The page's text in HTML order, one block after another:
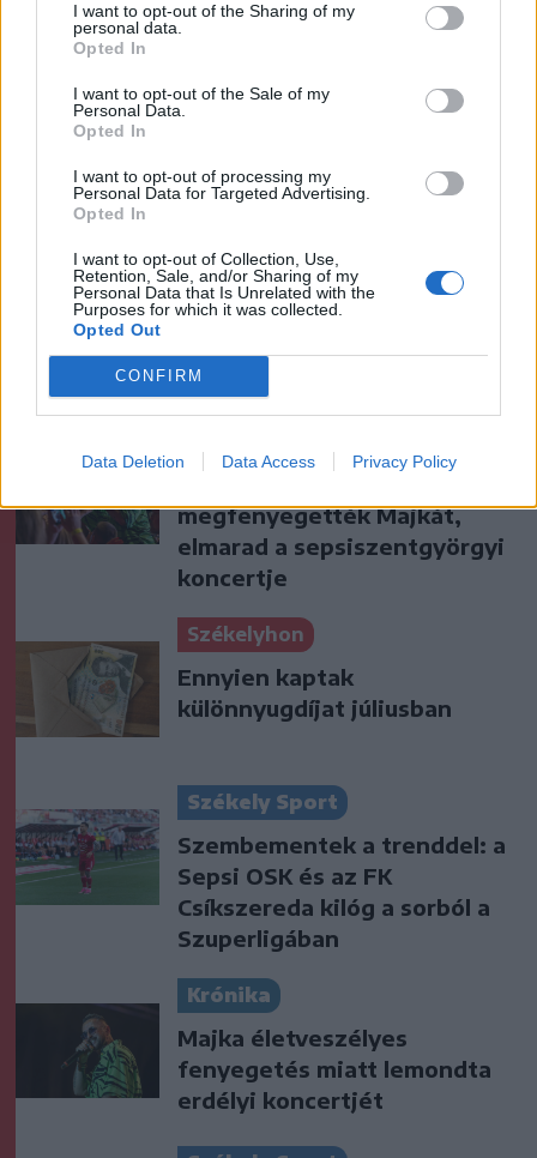
I want to opt-out of the Sharing of my
personal data.
Opted In
I want to opt-out of the Sale of my
Personal Data.
Opted In
I want to opt-out of processing my
Personal Data for Targeted Advertising.
Opted In
I want to opt-out of Collection, Use,
Retention, Sale, and/or Sharing of my
Personal Data that Is Unrelated with the
Purposes for which it was collected.
Opted Out
CONFIRM
Data Deletion Data Access Privacy Policy
szóljon hozzá!
Ezek is érdekelhetik
megfenyegették Majkát,
elmarad a sepsiszentgyörgyi
koncertje
Székelyhon
Ennyien kaptak
különnyugdíjat júliusban
Székely Sport
Szembementek a trenddel: a
Sepsi OSK és az FK
Csíkszereda kilóg a sorból a
Szuperligában
Krónika
Majka életveszélyes
fenyegetés miatt lemondta
erdélyi koncertjét